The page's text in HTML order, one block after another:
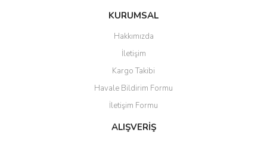
Bu ürüne ilk yorumu siz yapın!
Yorum Yaz
Ürün resmi kalitesiz, bozuk veya görüntülenemiyor.
Ürün açıklamasında eksik bilgiler bulunuyor.
Ürün bilgilerinde hatalar bulunuyor.
Ürün fiyatı diğer sitelerden daha pahalı.
Bu ürüne benzer farklı alternatifler olmalı.
KURUMSAL
Hakkımızda
İletişim
Kargo Takibi
Havale Bildirim Formu
İletişim Formu
ALIŞVERİŞ